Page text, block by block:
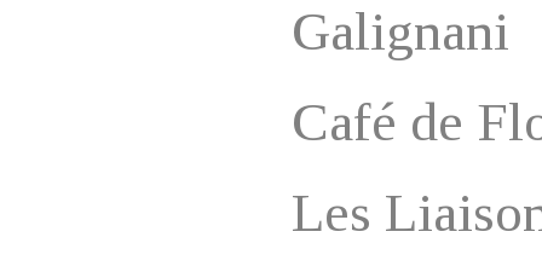
Galignani
Café de
Les